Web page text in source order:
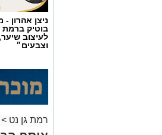
ניצן אהרון
בוטיק ברמת
לעיצוב
וצבעים״
רמת גן נט >